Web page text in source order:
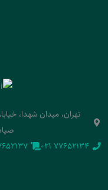
تهران، میدان شهدا،
‭021 77652134‬